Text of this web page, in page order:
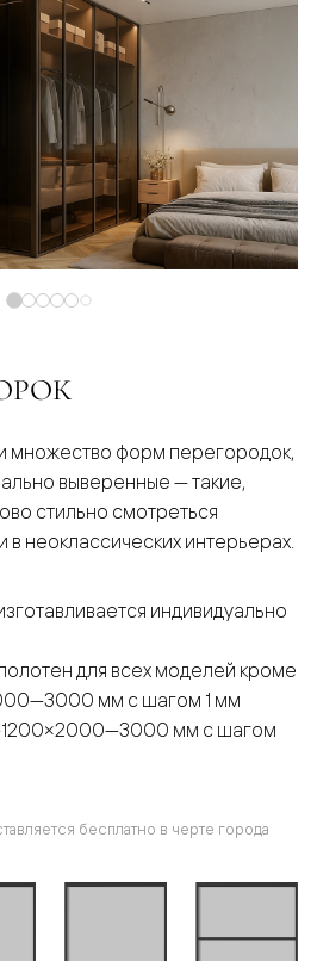
множество форм перегородок,
выверенные — такие,
стильно смотреться
в неоклассических интерьерах.
индивидуально
для всех моделей кроме
мм с шагом 1 мм
мм с шагом
бесплатно в черте города